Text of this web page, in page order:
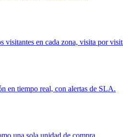
visitantes en cada zona, visita por
en tiempo real, con alertas de SLA.
una sola unidad de compra.